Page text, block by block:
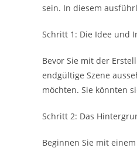
sein. In diesem
Schritt 1: Die Idee und
Bevor Sie mit der
endgültige Szene
möchten. Sie könnten
Schritt 2: Das
Beginnen Sie mit